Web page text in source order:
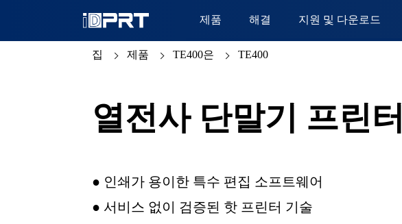
제품 해결 지원 및 다운로드
집 제품 TE400은 TE400
열전사 단말기 프린터
● 인쇄가 용이한 특수 편집 소프트웨어
● 서비스 없이 검증된 핫 프린터 기술